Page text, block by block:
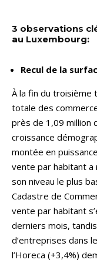
3 observations
au Luxembourg:
Recul de la
À la fin du troisième
totale des
près de 1,09 million
croissance
montée en
vente par habitant a
son niveau le plus
Cadastre de
vente par habitant
derniers mois,
d’entreprises dans
l’Horeca (+3,4%)